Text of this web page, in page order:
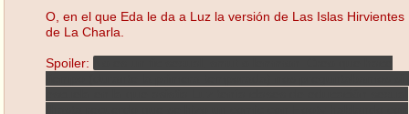
O, en el que Eda le da a Luz la versión de Las Islas Hirvientes
de La Charla.
Spoiler: